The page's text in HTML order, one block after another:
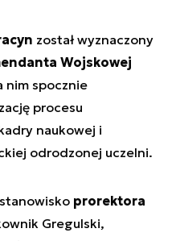
został wyznaczony
Wojskowej
nim spocznie
procesu
naukowej i
odrodzonej uczelni.
prorektora
Gregulski,